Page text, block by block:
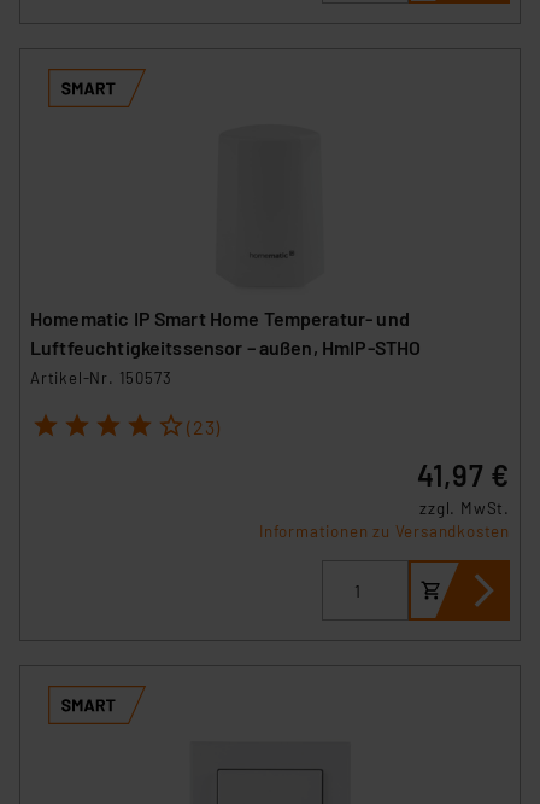
Homematic IP Smart Home Temperatur- und
Luftfeuchtigkeitssensor – außen, HmIP-STHO
Artikel-Nr. 150573
1 2 3 4 5 (23)
41,97 €
zzgl. MwSt.
Informationen zu Versandkosten